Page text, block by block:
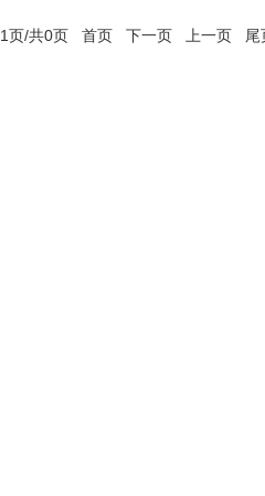
1页/共0页 首页 下一页 上一页 尾